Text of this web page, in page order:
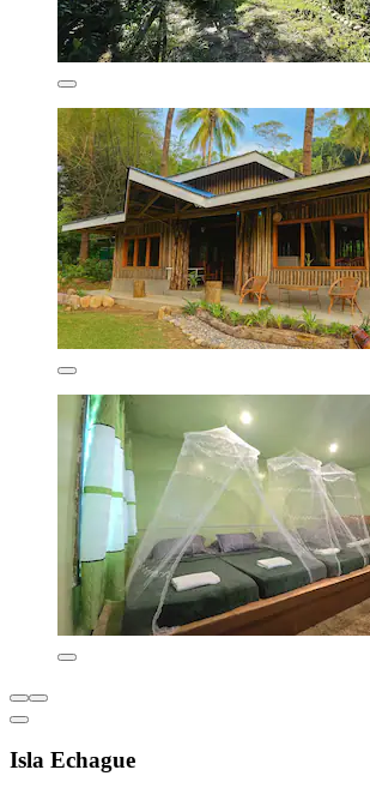
Isla Echague